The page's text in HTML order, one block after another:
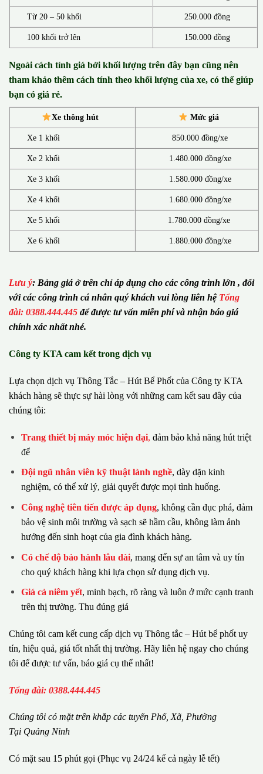
Từ 20 – 50 khối 250.000 đồng
100 khối trở lên 150.000 đồng
Ngoài cách tính giá bởi khối lượng trên đây bạn cũng nên
tham khảo thêm cách tính theo khối lượng của xe, có thể giúp
bạn có giá rẻ.
Xe thông hút Mức giá
Xe 1 khối 850.000 đồng/xe
Xe 2 khối 1.480.000 đồng/xe
Xe 3 khối 1.580.000 đồng/xe
Xe 4 khối 1.680.000 đồng/xe
Xe 5 khối 1.780.000 đồng/xe
Xe 6 khối 1.880.000 đồng/xe
Lưu ý: Bảng giá ở trên chỉ áp dụng cho các công trình lớn , đối
với các công trình cá nhân quý khách vui lòng liên hệ Tổng
đài: 0388.444.445 để được tư vấn miễn phí và nhận báo giá
chính xác nhất nhé.
Công ty KTA cam kết trong dịch vụ
Lựa chọn dịch vụ Thông Tắc – Hút Bể Phốt của Công ty KTA
khách hàng sẽ thực sự hài lòng với những cam kết sau đây của
chúng tôi:
Trang thiết bị máy móc hiện đại, đảm bảo khả năng hút triệt
để
Đội ngũ nhân viên kỹ thuật lành nghề, dày dặn kinh
nghiệm, có thể xử lý, giải quyết được mọi tình huống.
Công nghệ tiên tiến được áp dụng, không cần đục phá, đảm
bảo vệ sinh môi trường và sạch sẽ hầm cầu, không làm ảnh
hưởng đến sinh hoạt của gia đình khách hàng.
Có chế dộ bảo hành lâu dài, mang đến sự an tâm và uy tín
cho quý khách hàng khi lựa chọn sử dụng dịch vụ.
Giá cả niêm yết, minh bạch, rõ ràng và luôn ở mức cạnh tranh
trên thị trường. Thu đúng giá
Chúng tôi cam kết cung cấp dịch vụ Thông tắc – Hút bể phốt uy
tín, hiệu quả, giá tốt nhất thị trường. Hãy liên hệ ngay cho chúng
tôi để được tư vấn, báo giá cụ thể nhất!
Tổng đài: 0388.444.445
Chúng tôi có mặt trên khắp các tuyến Phố, Xã, Phường
Tại Quảng Ninh
Có mặt sau 15 phút gọi (Phục vụ 24/24 kể cả ngày lễ tết)